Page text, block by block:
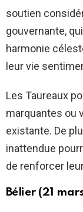
soutien
gouvernante,
harmonie
leur vie
Les Taureaux
marquantes ou
existante. De
inattendue
de renforcer
Bélier (21